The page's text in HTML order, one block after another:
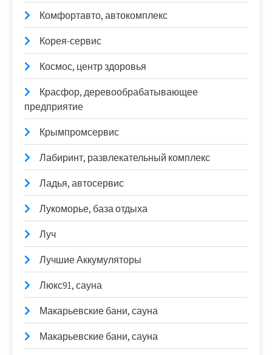
Комфортавто, автокомплекс
Корея-сервис
Космос, центр здоровья
Красфор, деревообрабатывающее
предприятие
Крымпромсервис
Лабиринт, развлекательный комплекс
Ладья, автосервис
Лукоморье, база отдыха
Луч
Лучшие Аккумуляторы
Люкс91, сауна
Макарьевские бани, сауна
Макарьевские бани, сауна